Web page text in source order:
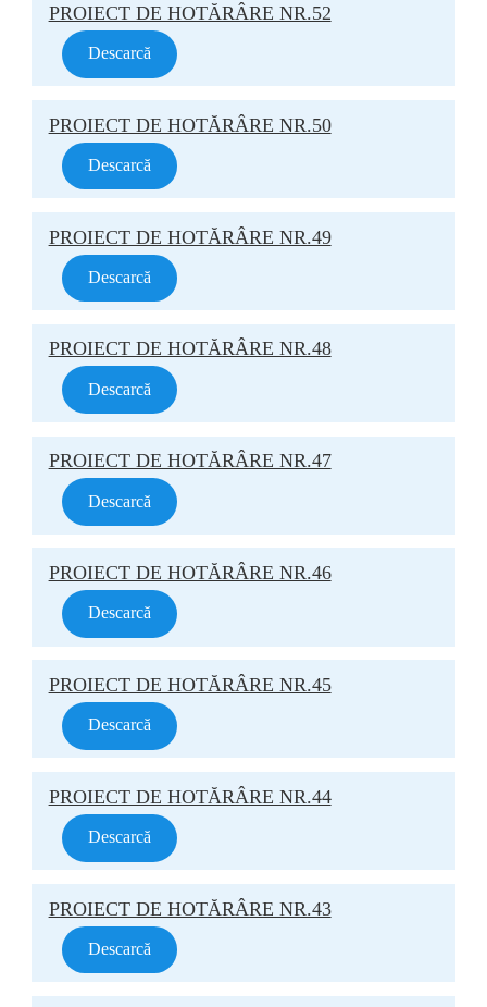
PROIECT DE HOTĂRÂRE NR.52
Descarcă
PROIECT DE HOTĂRÂRE NR.50
Descarcă
PROIECT DE HOTĂRÂRE NR.49
Descarcă
PROIECT DE HOTĂRÂRE NR.48
Descarcă
PROIECT DE HOTĂRÂRE NR.47
Descarcă
PROIECT DE HOTĂRÂRE NR.46
Descarcă
PROIECT DE HOTĂRÂRE NR.45
Descarcă
PROIECT DE HOTĂRÂRE NR.44
Descarcă
PROIECT DE HOTĂRÂRE NR.43
Descarcă